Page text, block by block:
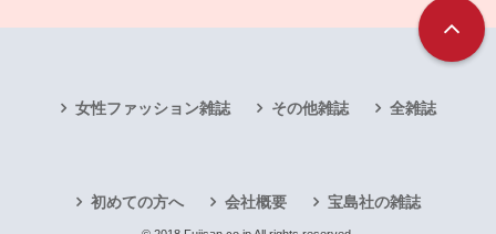
女性ファッション雑誌 その他雑誌 全雑誌
初めての方へ 会社概要 宝島社の雑誌